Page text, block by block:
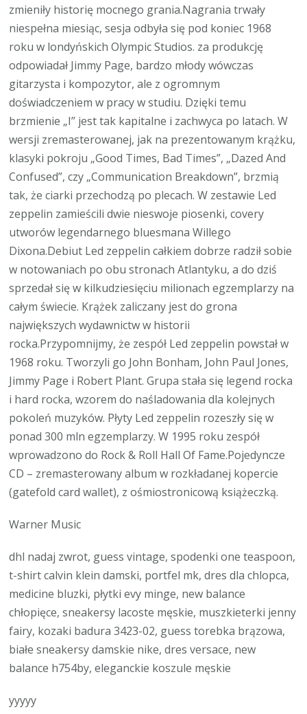
zmieniły historię mocnego grania.Nagrania trwały
niespełna miesiąc, sesja odbyła się pod koniec 1968
roku w londyńskich Olympic Studios. za produkcję
odpowiadał Jimmy Page, bardzo młody wówczas
gitarzysta i kompozytor, ale z ogromnym
doświadczeniem w pracy w studiu. Dzięki temu
brzmienie „I” jest tak kapitalne i zachwyca po latach. W
wersji zremasterowanej, jak na prezentowanym krążku,
klasyki pokroju „Good Times, Bad Times”, „Dazed And
Confused”, czy „Communication Breakdown”, brzmią
tak, że ciarki przechodzą po plecach. W zestawie Led
zeppelin zamieścili dwie nieswoje piosenki, covery
utworów legendarnego bluesmana Willego
Dixona.Debiut Led zeppelin całkiem dobrze radził sobie
w notowaniach po obu stronach Atlantyku, a do dziś
sprzedał się w kilkudziesięciu milionach egzemplarzy na
całym świecie. Krążek zaliczany jest do grona
największych wydawnictw w historii
rocka.Przypomnijmy, że zespół Led zeppelin powstał w
1968 roku. Tworzyli go John Bonham, John Paul Jones,
Jimmy Page i Robert Plant. Grupa stała się legend rocka
i hard rocka, wzorem do naśladowania dla kolejnych
pokoleń muzyków. Płyty Led zeppelin rozeszły się w
ponad 300 mln egzemplarzy. W 1995 roku zespół
wprowadzono do Rock & Roll Hall Of Fame.Pojedyncze
CD – zremasterowany album w rozkładanej kopercie
(gatefold card wallet), z ośmiostronicową książeczką.
Warner Music
dhl nadaj zwrot, guess vintage, spodenki one teaspoon,
t-shirt calvin klein damski, portfel mk, dres dla chlopca,
medicine bluzki, płytki evy minge, new balance
chłopięce, sneakersy lacoste męskie, muszkieterki jenny
fairy, kozaki badura 3423-02, guess torebka brązowa,
białe sneakersy damskie nike, dres versace, new
balance h754by, eleganckie koszule męskie
yyyyy